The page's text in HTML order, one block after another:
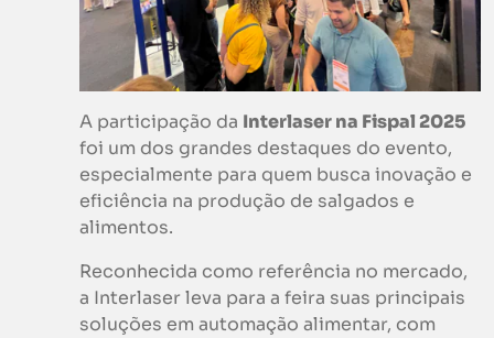
A participação da Interlaser na Fispal 2025
foi um dos grandes destaques do evento,
especialmente para quem busca inovação e
eficiência na produção de salgados e
alimentos.
Reconhecida como referência no mercado,
a Interlaser leva para a feira suas principais
soluções em automação alimentar, com